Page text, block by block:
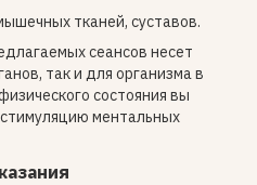
тканей, суставов.
сеансов несет
так и для организма в
состояния вы
ментальных